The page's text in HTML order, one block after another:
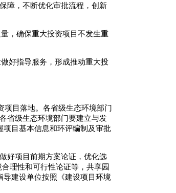
障，不断优化审批流程，创新
，确保重大投资项目不发生重
好指导服务，形成推动重大投
项目落地。各省级生态环境部门
省级生态环境部门要建立与发
目基本信息和环评编制及审批
好项目前期方案论证，优化选
理性和可行性论证等，共享园
建设单位按照《建设项目环境